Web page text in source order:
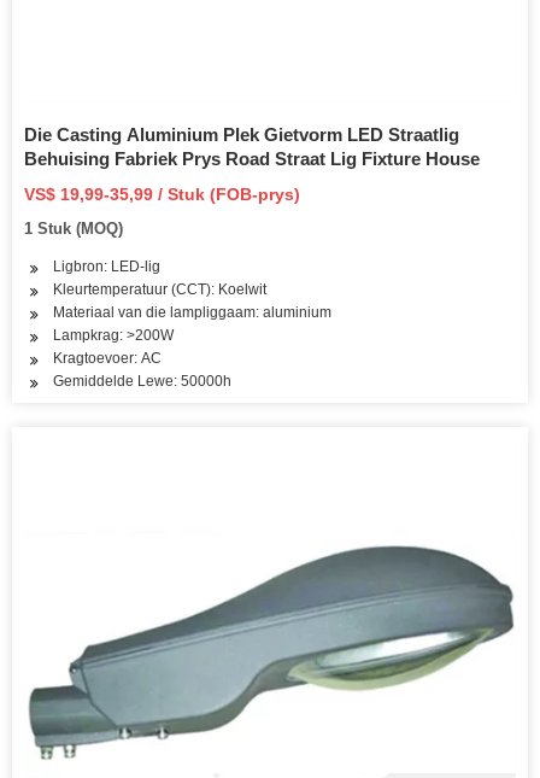
Die Casting Aluminium Plek Gietvorm LED Straatlig
Behuising Fabriek Prys Road Straat Lig Fixture House
VS$ 19,99-35,99 / Stuk (FOB-prys)
1 Stuk (MOQ)
Ligbron: LED-lig
Kleurtemperatuur (CCT): Koelwit
Materiaal van die lampliggaam: aluminium
Lampkrag: >200W
Kragtoevoer: AC
Gemiddelde Lewe: 50000h